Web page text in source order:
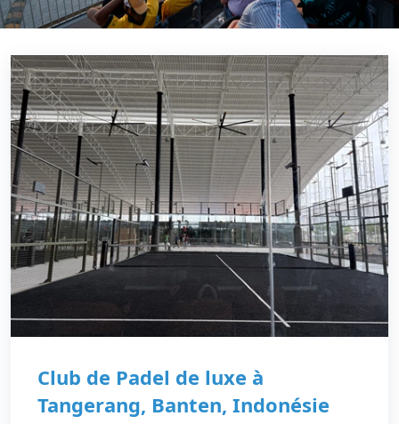
Découvrez les derniers projets d'UNIPADEL – la fourniture
d'installations modernes de padel pour les clubs, les
complexes commerciaux et les tournois professionnels.
Club de Padel de luxe à
Tangerang, Banten, Indonésie